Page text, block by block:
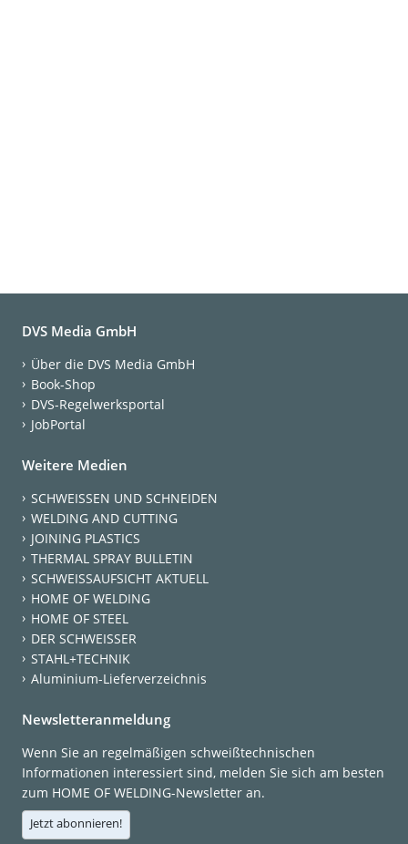
DVS Media GmbH
Über die DVS Media GmbH
Book-Shop
DVS-Regelwerksportal
JobPortal
Weitere Medien
SCHWEISSEN UND SCHNEIDEN
WELDING AND CUTTING
JOINING PLASTICS
THERMAL SPRAY BULLETIN
SCHWEISSAUFSICHT AKTUELL
HOME OF WELDING
HOME OF STEEL
DER SCHWEISSER
STAHL+TECHNIK
Aluminium-Lieferverzeichnis
Newsletteranmeldung
Wenn Sie an regelmäßigen schweißtechnischen
Informationen interessiert sind, melden Sie sich am besten
zum HOME OF WELDING-Newsletter an.
Jetzt abonnieren!